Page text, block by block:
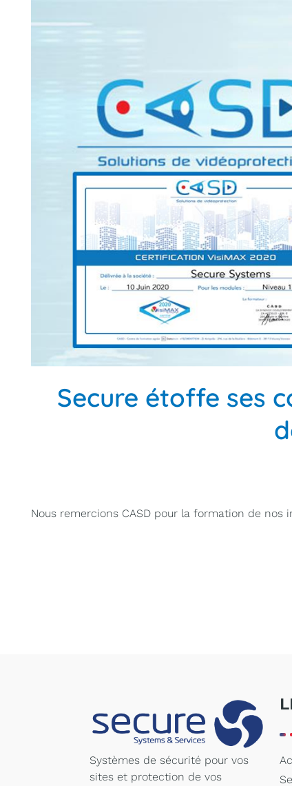
Secure étoffe ses
Nous remercions CASD pour la formation de
Systèmes de sécurité pour vos
sites et protection de vos